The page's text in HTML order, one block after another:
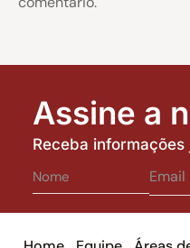
Assine a
Receba